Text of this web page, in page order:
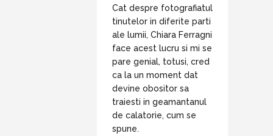
Cat despre fotografiatul
tinutelor in diferite parti
ale lumii, Chiara Ferragni
face acest lucru si mi se
pare genial, totusi, cred
ca la un moment dat
devine obositor sa
traiesti in geamantanul
de calatorie, cum se
spune.